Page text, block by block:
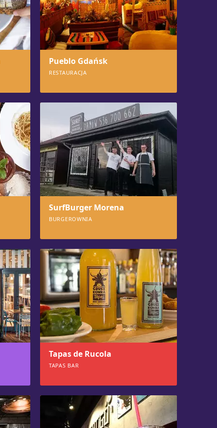
Pueblo Gdańsk
RESTAURACJA
SurfBurger Morena
BURGEROWNIA
Tapas de Rucola
TAPAS BAR